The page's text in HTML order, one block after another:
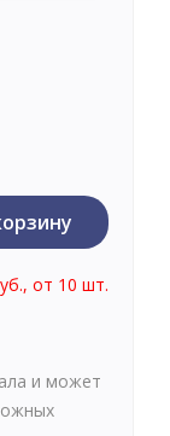
от 10 шт.
и может